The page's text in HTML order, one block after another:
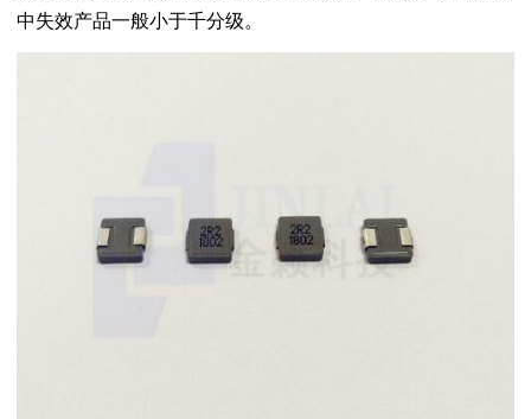
中失效产品一般小于千分级。